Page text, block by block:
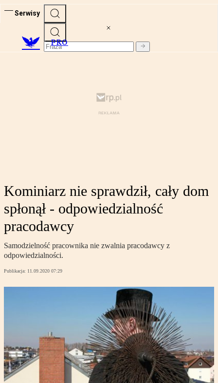
Serwisy
PRO
Kominiarz nie sprawdził, cały dom
spłonął - odpowiedzialność
pracodawcy
Samodzielność pracownika nie zwalnia pracodawcy z
odpowiedzialności.
Publikacja: 11.09.2020 07:29